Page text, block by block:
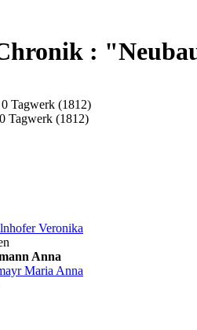
:
Tagwerk (1812)
Tagwerk (1812)
Veronika
Anna
Maria Anna